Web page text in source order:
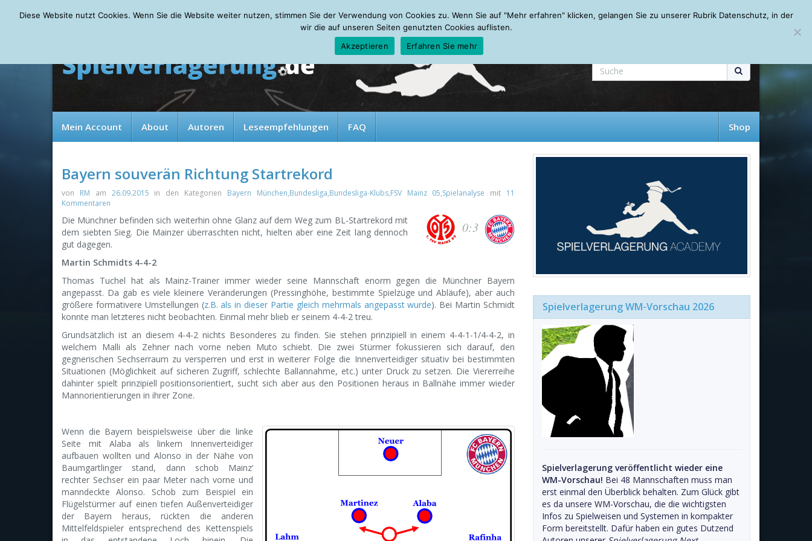
Sunday, 09.08.2026 Mein Account About Autoren Leseempfehlungen FAQ
Mein Account About Autoren Leseempfehlungen FAQ Shop
Bayern souverän Richtung Startrekord
von RM am 26.09.2015 in den Kategorien Bayern München,Bundesliga,Bundesliga-Klubs,FSV Mainz 05,Spielanalyse mit 11
Kommentaren
0:3
Die Münchner befinden sich weiterhin ohne Glanz auf dem Weg zum BL-Startrekord mit
dem siebten Sieg. Die Mainzer überraschten nicht, hielten aber eine Zeit lang dennoch
gut dagegen.
Martin Schmidts 4-4-2
Thomas Tuchel hat als Mainz-Trainer immer wieder seine Mannschaft enorm gegen die Münchner Bayern
angepasst. Da gab es viele kleinere Veränderungen (Pressinghöhe, bestimmte Spielzüge und Abläufe), aber auch
größere formativere Umstellungen (z.B. als in dieser Partie gleich mehrmals angepasst wurde). Bei Martin Schmidt
konnte man letzteres nicht beobachten. Einmal mehr blieb er seinem 4-4-2 treu.
Grundsätzlich ist an diesem 4-4-2 nichts Besonderes zu finden. Sie stehen prinzipiell in einem 4-4-1-1/4-4-2, in
welchem Malli als Zehner nach vorne neben Muto schiebt. Die zwei Stürmer fokussieren sich darauf, den
gegnerischen Sechserraum zu versperren und erst in weiterer Folge die Innenverteidiger situativ bei bestimmten
Situationen (Möglichkeit auf sicheren Zugriff, schlechte Ballannahme, etc.) unter Druck zu setzen. Die Viererreihe
dahinter spielt prinzipiell positionsorientiert, sucht sich aber aus den Positionen heraus in Ballnähe immer wieder
Mannorientierungen in ihrer Zone.
Wenn die Bayern beispielsweise über die linke
Seite mit Alaba als linkem Innenverteidiger
aufbauen wollten und Alonso in der Nähe von
Baumgartlinger stand, dann schob Mainz‘
rechter Sechser ein paar Meter nach vorne und
manndeckte Alonso. Schob zum Beispiel ein
Flügelstürmer auf einen tiefen Außenverteidiger
der Bayern heraus, rückten die anderen
Mittelfeldspieler entsprechend des Kettenspiels
Spielverlagerung WM-Vorschau 2026
Spielverlagerung veröffentlicht wieder eine
WM-Vorschau! Bei 48 Mannschaften muss man
erst einmal den Überblick behalten. Zum Glück gibt
es da unsere WM-Vorschau, die die wichtigsten
Infos zu Spielweisen und Systemen in kompakter
Form bereitstellt. Dafür haben ein gutes Dutzend
Diese Website nutzt Cookies. Wenn Sie die Website weiter nutzen, stimmen Sie der Verwendung von Cookies zu. Wenn Sie auf "Mehr erfahren" klicken, gelangen Sie zu unserer Rubrik Datenschutz, in der
wir die auf unseren Seiten genutzten Cookies auflisten.
Akzeptieren
Erfahren Sie mehr